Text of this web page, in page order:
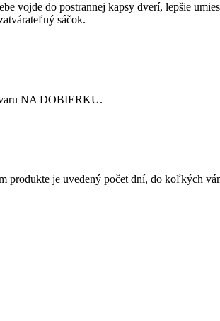
vojde do postrannej kapsy dverí, lepšie
sáčok.
NA DOBIERKU.
je uvedený počet dní, do koľkých